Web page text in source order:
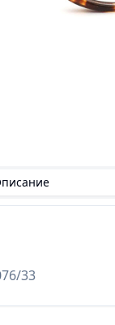
33